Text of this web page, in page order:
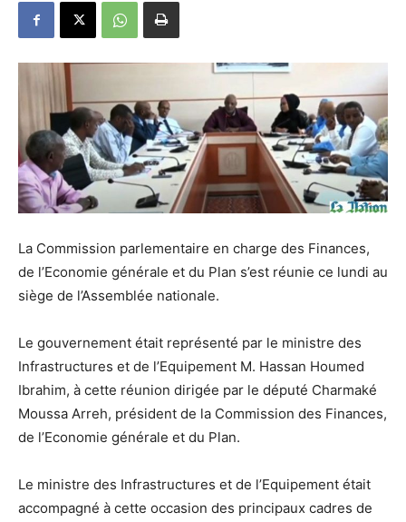
La Commission parlementaire en charge des Finances,
de l’Economie générale et du Plan s’est réunie ce lundi au
siège de l’Assemblée nationale.
Le gouvernement était représenté par le ministre des
Infrastructures et de l’Equipement M. Hassan Houmed
Ibrahim, à cette réunion dirigée par le député Charmaké
Moussa Arreh, président de la Commission des Finances,
de l’Economie générale et du Plan.
Le ministre des Infrastructures et de l’Equipement était
accompagné à cette occasion des principaux cadres de